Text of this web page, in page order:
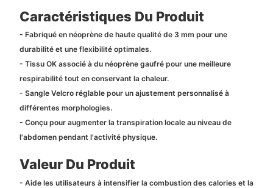
Caractéristiques Du Produit
- Fabriqué en néoprène de haute qualité de 3 mm pour une
durabilité et une flexibilité optimales.
- Tissu OK associé à du néoprène gaufré pour une meilleure
respirabilité tout en conservant la chaleur.
- Sangle Velcro réglable pour un ajustement personnalisé à
différentes morphologies.
- Conçu pour augmenter la transpiration locale au niveau de
l'abdomen pendant l'activité physique.
Valeur Du Produit
- Aide les utilisateurs à intensifier la combustion des calories et la